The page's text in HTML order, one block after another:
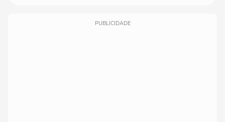
PUBLICIDADE